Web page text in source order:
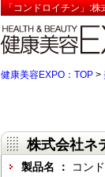
「コンドロイチン」:株
健康美容EXPO：TOP >
株式会社ネ
製品名 ：
コン